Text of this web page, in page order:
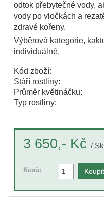
odtok přebytečné vody,
vody po vločkách a
zdravé kořeny.
Výběrová kategorie,
individuálně.
Kód zboží:
Stáří rostliny:
Průměr květináčku:
Typ rostliny:
3 650,- Kč /
Kusů: